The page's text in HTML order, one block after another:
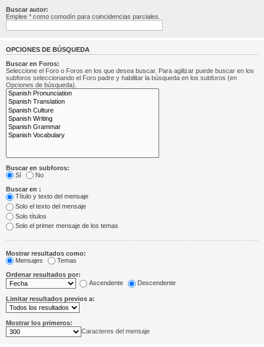
Buscar autor:
Emplee * como comodín para coincidencias parciales.
OPCIONES DE BÚSQUEDA
Buscar en Foros:
Seleccione el Foro o Foros en los que desea buscar. Para agilizar puede buscar en los
subforos seleccionando el Foro padre y habilitar la búsqueda en los subforos (en
Opciones de búsqueda).
Buscar en subforos:
Sí
No
Buscar en :
Título y texto del mensaje
Solo el texto del mensaje
Solo títulos
Solo el primer mensaje de los temas
Mostrar resultados como:
Mensajes
Temas
Ordenar resultados por:
Ascendente
Descendente
Limitar resultados previos a:
Mostrar los primeros:
Caracteres del mensaje